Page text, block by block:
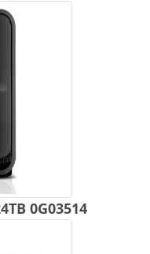
0G03514